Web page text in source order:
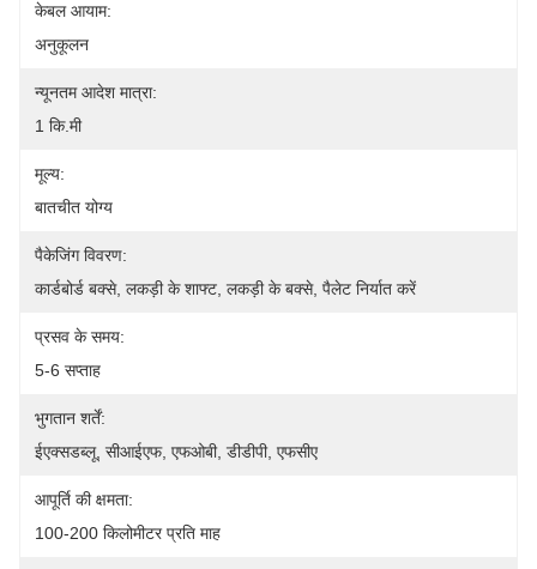
केबल आयाम:
अनुकूलन
न्यूनतम आदेश मात्रा:
1 कि.मी
मूल्य:
बातचीत योग्य
पैकेजिंग विवरण:
कार्डबोर्ड बक्से, लकड़ी के शाफ्ट, लकड़ी के बक्से, पैलेट निर्यात करें
प्रसव के समय:
5-6 सप्ताह
भुगतान शर्तें:
ईएक्सडब्लू, सीआईएफ, एफओबी, डीडीपी, एफसीए
आपूर्ति की क्षमता:
100-200 किलोमीटर प्रति माह